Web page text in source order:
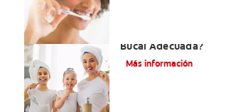
Bucal Adecuada?
Más información